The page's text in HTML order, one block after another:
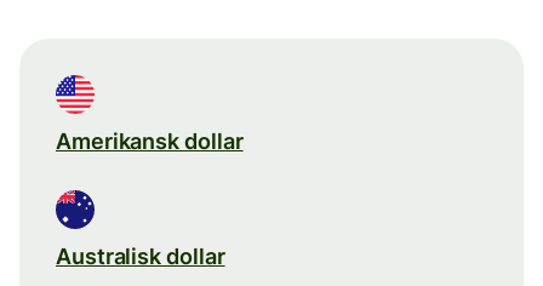
Amerikansk dollar
Australisk dollar